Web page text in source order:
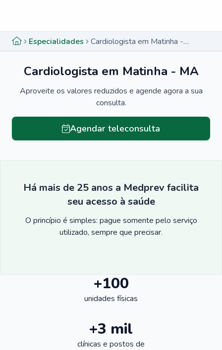
Especialidades Cardiologista em Matinha - MA
Cardiologista em Matinha - MA
Aproveite os valores reduzidos e agende agora a sua
consulta.
Agendar teleconsulta
Há mais de 25 anos a Medprev facilita
seu acesso à saúde
O princípio é simples: pague somente pelo serviço
utilizado, sempre que precisar.
+100
unidades físicas
+3 mil
clínicas e postos de